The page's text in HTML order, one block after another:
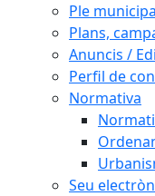
Ple
Plans,
Anuncis /
Perfil de
Normativa
Seu